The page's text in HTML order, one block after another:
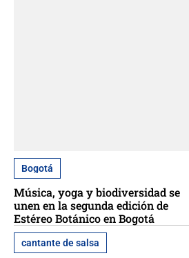
Bogotá
Música, yoga y biodiversidad se
unen en la segunda edición de
Estéreo Botánico en Bogotá
cantante de salsa